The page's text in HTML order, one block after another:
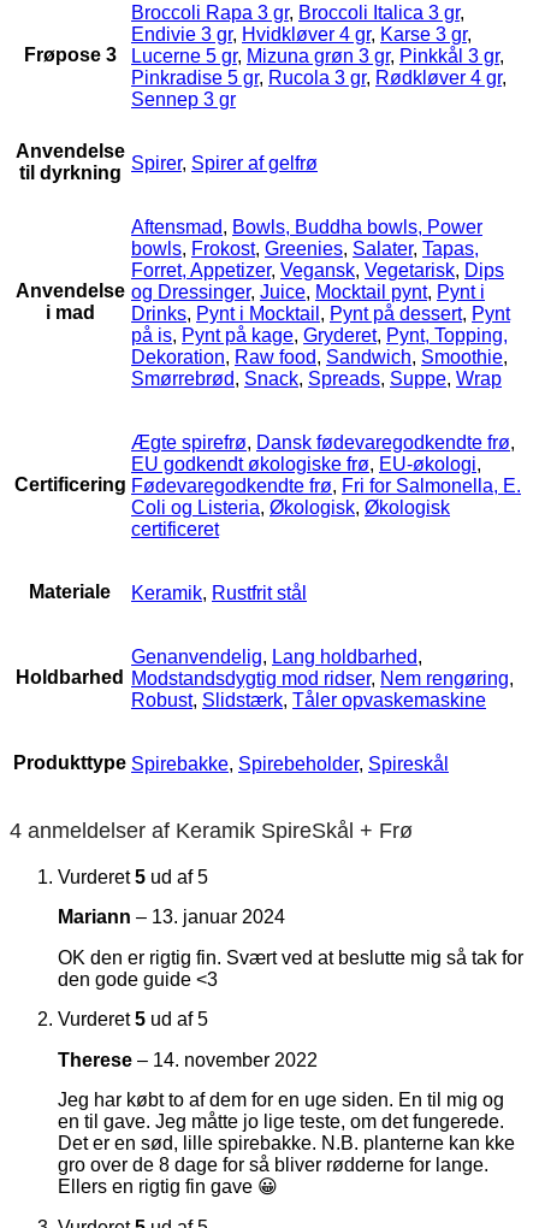
Frøpose 3
Broccoli Rapa 3 gr, Broccoli Italica 3 gr,
Endivie 3 gr, Hvidkløver 4 gr, Karse 3 gr,
Lucerne 5 gr, Mizuna grøn 3 gr, Pinkkål 3 gr,
Pinkradise 5 gr, Rucola 3 gr, Rødkløver 4 gr,
Sennep 3 gr
Anvendelse
til dyrkning Spirer, Spirer af gelfrø
Anvendelse
i mad
Aftensmad, Bowls, Buddha bowls, Power
bowls, Frokost, Greenies, Salater, Tapas,
Forret, Appetizer, Vegansk, Vegetarisk, Dips
og Dressinger, Juice, Mocktail pynt, Pynt i
Drinks, Pynt i Mocktail , Pynt på dessert, Pynt
på is, Pynt på kage, Gryderet, Pynt, Topping,
Dekoration, Raw food, Sandwich, Smoothie,
Smørrebrød, Snack, Spreads, Suppe, Wrap
Certificering
Ægte spirefrø, Dansk fødevaregodkendte frø,
EU godkendt økologiske frø, EU-økologi,
Fødevaregodkendte frø, Fri for Salmonella, E.
Coli og Listeria, Økologisk, Økologisk
certificeret
Materiale Keramik, Rustfrit stål
Holdbarhed
Genanvendelig, Lang holdbarhed,
Modstandsdygtig mod ridser, Nem rengøring,
Robust, Slidstærk, Tåler opvaskemaskine
Produkttype Spirebakke, Spirebeholder, Spireskål
4 anmeldelser af Keramik SpireSkål + Frø
Vurderet5 ud af 5
Mariann – 13. januar 2024
OK den er rigtig fin. Svært ved at beslutte mig så tak for
den gode guide <3
Vurderet5 ud af 5
Therese – 14. november 2022
Jeg har købt to af dem for en uge siden. En til mig og
en til gave. Jeg måtte jo lige teste, om det fungerede.
Det er en sød, lille spirebakke. N.B. planterne kan kke
gro over de 8 dage for så bliver rødderne for lange.
Ellers en rigtig fin gave 😀